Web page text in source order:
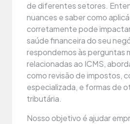
de diferentes setores.
nuances e saber como
corretamente pode
saúde financeira do seu
respondemos às perguntas
relacionadas ao ICMS,
como revisão de impostos,
especializada, e formas de
tributária.
Nosso objetivo é ajudar